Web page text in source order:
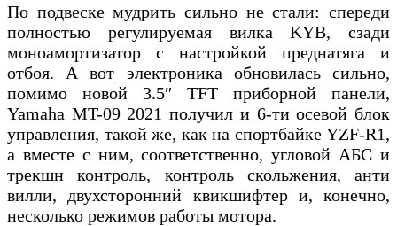
По подвеске мудрить сильно не стали: спереди
полностью регулируемая вилка KYB, сзади
моноамортизатор с настройкой преднатяга и
отбоя. А вот электроника обновилась сильно,
помимо новой 3.5″ TFT приборной панели,
Yamaha MT-09 2021 получил и 6-ти осевой блок
управления, такой же, как на спортбайке YZF-R1,
а вместе с ним, соответственно, угловой АБС и
трекшн контроль, контроль скольжения, анти
вилли, двухсторонний квикшифтер и, конечно,
несколько режимов работы мотора.